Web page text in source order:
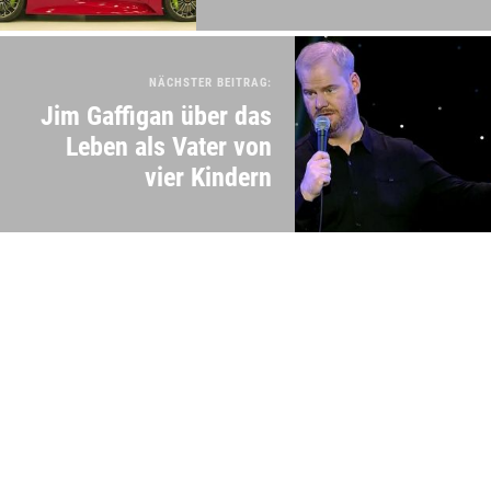
NÄCHSTER BEITRAG:
Jim Gaffigan über das
Leben als Vater von
vier Kindern